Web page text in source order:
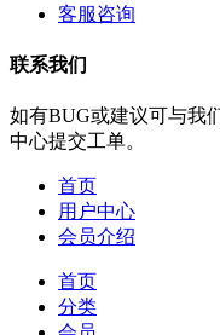
客服咨询
联系我们
如有BUG或建议可与我
中心提交工单。
首页
用户中心
会员介绍
首页
分类